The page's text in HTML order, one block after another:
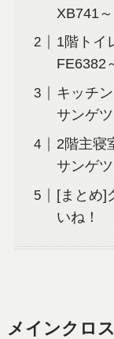
XB741
1階トイ
FE6382
キッチ
サンゲ
2階主寝
サンゲ
[まとめ]
いね！
メインクロ